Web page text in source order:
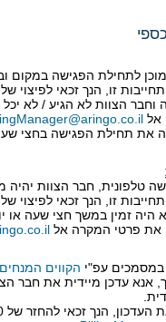
לתחילת הפגישה במקום
זו, הנך זכאי לפיצוי
אל
טלפונית, חבר הצוות
זו, הנך זכאי לפיצוי
את פרטי המקרה אל
במסמכים עפ"י הקווים
אנא עדכן מיידית את חבר